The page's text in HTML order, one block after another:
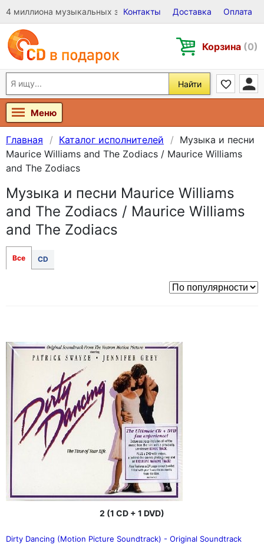
4 миллиона музыкальных записей на Виниле, CD и DVD
Контакты Доставка Оплата
Корзина (0)
Найти
Меню
Главная Каталог исполнителей
Музыка и песни
Maurice Williams and The Zodiacs / Maurice Williams
and The Zodiacs
Музыка и песни Maurice Williams
and The Zodiacs / Maurice Williams
and The Zodiacs
Все CD
2 (1 CD + 1 DVD)
Dirty Dancing (Motion Picture Soundtrack) - Original Soundtrack